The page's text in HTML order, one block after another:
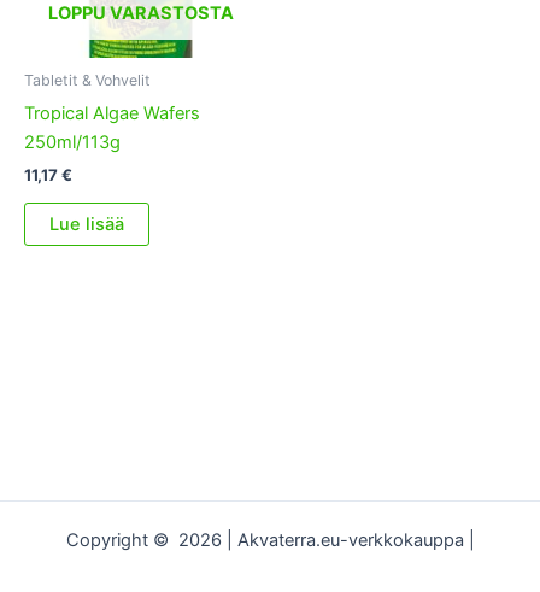
LOPPU VARASTOSTA
Tabletit & Vohvelit
Tropical Algae Wafers
250ml/113g
11,17€
Lue lisää
Copyright © 2026 | Akvaterra.eu-verkkokauppa |